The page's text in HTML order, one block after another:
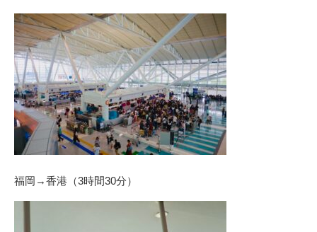
福岡→香港（3時間30分）